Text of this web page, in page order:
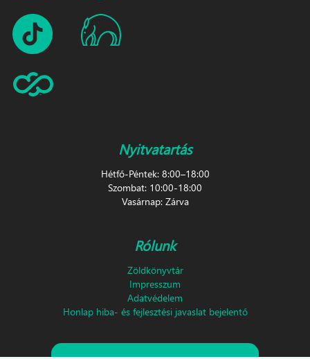
Nyitvatartás
Hétfő-Péntek: 8:00–18:00
Szombat: 10:00-18:00
Vasárnap: Zárva
Rólunk
Zöldkönyvtár
Impresszum
Adatvédelem
Honlap hiba- és fejlesztési javaslat bejelentő